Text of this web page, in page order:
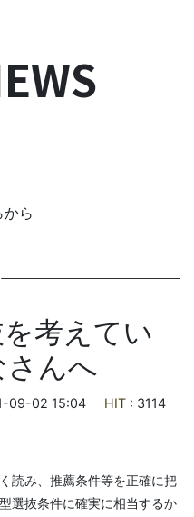
ら
考えてい
さんへ
09-02 15:04 HIT : 3114
読み、推薦条件等を正確に把
選抜条件に確実に相当するか